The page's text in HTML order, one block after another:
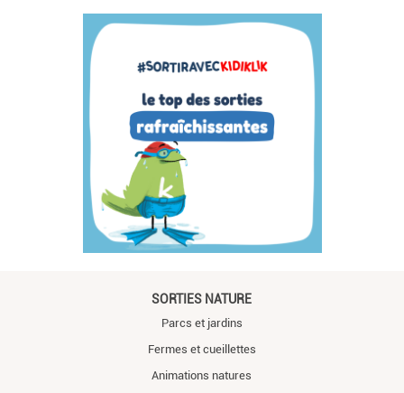
SORTIES NATURE
Parcs et jardins
Fermes et cueillettes
Animations natures